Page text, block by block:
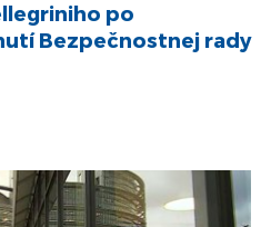
po
Bezpečnostnej rady